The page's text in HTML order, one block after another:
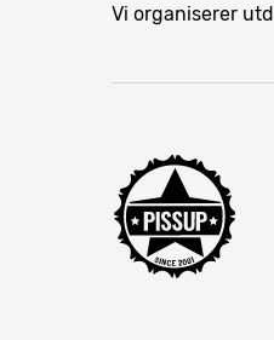
Vi organiserer